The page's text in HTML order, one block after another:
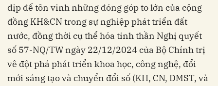
dịp để tôn vinh những đóng góp to lớn của cộng
đồng KH&CN trong sự nghiệp phát triển đất
nước, đồng thời cụ thể hóa tinh thần Nghị quyết
số 57-NQ/TW ngày 22/12/2024 của Bộ Chính trị
vê đột phá phát triển khoa học, công nghệ, đổi
mới sáng tạo và chuyển đổi số (KH, CN, ĐMST, và